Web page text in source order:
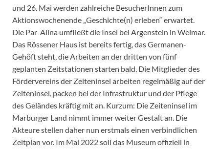
und 26. Mai werden zahlreiche BesucherInnen zum
Aktionswochenende „Geschichte(n) erleben“ erwartet.
Die Par-Allna umfließt die Insel bei Argenstein in Weimar.
Das Rössener Haus ist bereits fertig, das Germanen-
Gehöft steht, die Arbeiten an der dritten von fünf
geplanten Zeitstationen starten bald. Die Mitglieder des
Fördervereins der Zeiteninsel arbeiten regelmäßig auf der
Zeiteninsel, packen bei der Infrastruktur und der Pflege
des Geländes kräftig mit an. Kurzum: Die Zeiteninsel im
Marburger Land nimmt immer weiter Gestalt an. Die
Akteure stellen daher nun erstmals einen verbindlichen
Zeitplan vor. Im Mai 2022 soll das Museum offiziell in